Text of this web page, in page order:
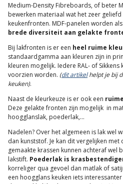
Medium-Density Fibreboards, of beter
bewerken materiaal wat het zeer
keukenfronten. MDF-panelen worden
brede diversiteit aan gelakte
Bij lakfronten is er een heel ruime
standaardgamma aan kleuren zijn in
kleuren mogelijk. Iedere RAL- of
voorzien worden. (dit artikelhelpt je bij
keuken).
Naast de kleurkeuze is er ook een
Deze gelakte fronten zijn mogelijk in
hoogglanslak, poederlak,...
Nadelen? Over het algemeen is lak wel
dan kunststof. Je kan dit vergelijken met
gemaakte krassen kunnen achteraf wel
lakstift. Poederlak is
korreliger qua gevoel dan matlak of
een hoogglans keuken iets